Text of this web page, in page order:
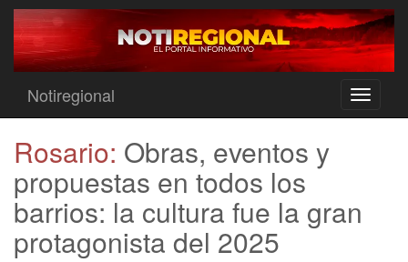
Toggle
Notiregional
Rosario: Obras, eventos y
propuestas en todos los
barrios: la cultura fue la gran
protagonista del 2025